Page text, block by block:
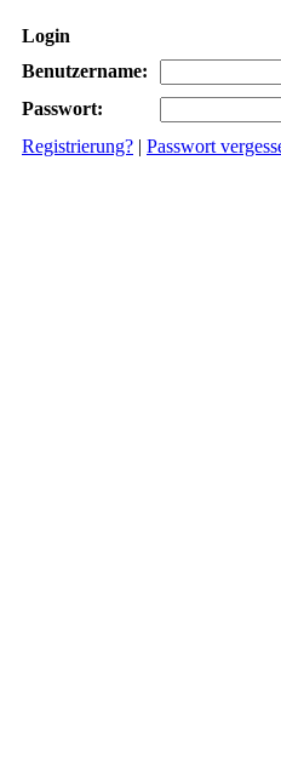
Login
Benutzername:
Passwort:
Registrierung? | Passwort